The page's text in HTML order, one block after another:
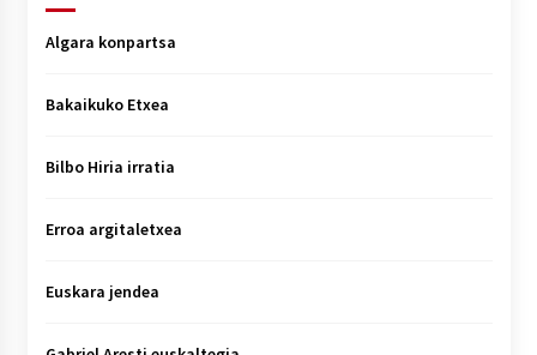
Algara konpartsa
Bakaikuko Etxea
Bilbo Hiria irratia
Erroa argitaletxea
Euskara jendea